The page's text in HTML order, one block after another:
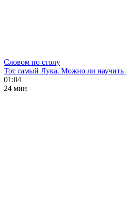
Словом по столу
Тот самый Лука. Можно ли научить
01:04
24 мин